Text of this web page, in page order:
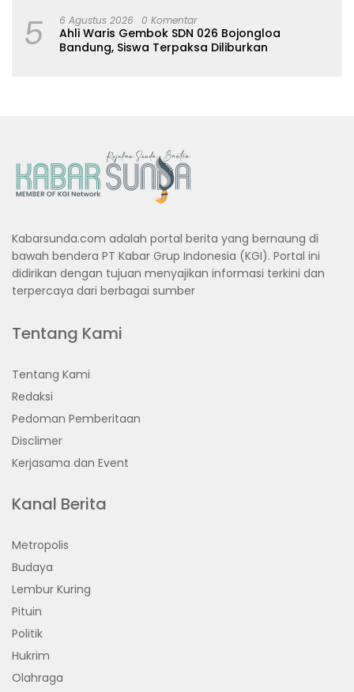
5 6 Agustus 2026 0 Komentar
Ahli Waris Gembok SDN 026 Bojongloa
Bandung, Siswa Terpaksa Diliburkan
Kabarsunda.com adalah portal berita yang bernaung di
bawah bendera PT Kabar Grup Indonesia (KGI). Portal ini
didirikan dengan tujuan menyajikan informasi terkini dan
terpercaya dari berbagai sumber
Tentang Kami
Tentang Kami
Redaksi
Pedoman Pemberitaan
Disclimer
Kerjasama dan Event
Kanal Berita
Metropolis
Budaya
Lembur Kuring
Pituin
Politik
Hukrim
Olahraga